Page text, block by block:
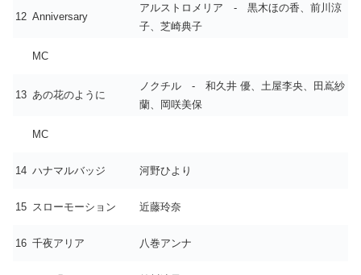
12 Anniversary
アルストロメリア - 黒木ほの香、前川涼
子、芝崎典子
MC
13 あの花のように
ノクチル - 和久井 優、土屋李央、田嶌紗
蘭、岡咲美保
MC
14 ハナマルバッジ 河野ひより
15 スローモーション 近藤玲奈
16 千夜アリア 八巻アンナ